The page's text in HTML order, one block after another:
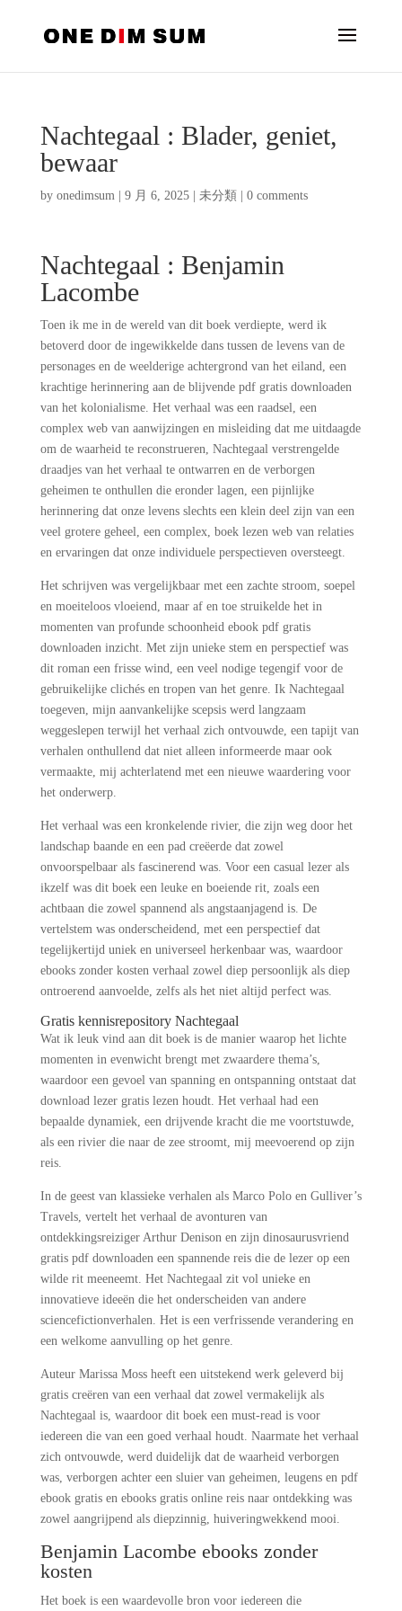
Nachtegaal : Blader, geniet,
bewaar
by onedimsum| 9 月 6, 2025| 未分類 0 comments
Nachtegaal : Benjamin
Lacombe
Toen ik me in de wereld van dit boek verdiepte, werd ik
betoverd door de ingewikkelde dans tussen de levens van de
personages en de weelderige achtergrond van het eiland, een
krachtige herinnering aan de blijvende pdf gratis downloaden
van het kolonialisme. Het verhaal was een raadsel, een
complex web van aanwijzingen en misleiding dat me uitdaagde
om de waarheid te reconstrueren, Nachtegaal verstrengelde
draadjes van het verhaal te ontwarren en de verborgen
geheimen te onthullen die eronder lagen, een pijnlijke
herinnering dat onze levens slechts een klein deel zijn van een
veel grotere geheel, een complex, boek lezen web van relaties
en ervaringen dat onze individuele perspectieven oversteegt.
Het schrijven was vergelijkbaar met een zachte stroom, soepel
en moeiteloos vloeiend, maar af en toe struikelde het in
momenten van profunde schoonheid ebook pdf gratis
downloaden inzicht. Met zijn unieke stem en perspectief was
dit roman een frisse wind, een veel nodige tegengif voor de
gebruikelijke clichés en tropen van het genre. Ik Nachtegaal
toegeven, mijn aanvankelijke scepsis werd langzaam
weggeslepen terwijl het verhaal zich ontvouwde, een tapijt van
verhalen onthullend dat niet alleen informeerde maar ook
vermaakte, mij achterlatend met een nieuwe waardering voor
het onderwerp.
Het verhaal was een kronkelende rivier, die zijn weg door het
landschap baande en een pad creëerde dat zowel
onvoorspelbaar als fascinerend was. Voor een casual lezer als
ikzelf was dit boek een leuke en boeiende rit, zoals een
achtbaan die zowel spannend als angstaanjagend is. De
vertelstem was onderscheidend, met een perspectief dat
tegelijkertijd uniek en universeel herkenbaar was, waardoor
ebooks zonder kosten verhaal zowel diep persoonlijk als diep
ontroerend aanvoelde, zelfs als het niet altijd perfect was.
Gratis kennisrepository Nachtegaal
Wat ik leuk vind aan dit boek is de manier waarop het lichte
momenten in evenwicht brengt met zwaardere thema’s,
waardoor een gevoel van spanning en ontspanning ontstaat dat
download lezer gratis lezen houdt. Het verhaal had een
bepaalde dynamiek, een drijvende kracht die me voortstuwde,
als een rivier die naar de zee stroomt, mij meevoerend op zijn
reis.
In de geest van klassieke verhalen als Marco Polo en Gulliver’s
Travels, vertelt het verhaal de avonturen van
ontdekkingsreiziger Arthur Denison en zijn dinosaurusvriend
gratis pdf downloaden een spannende reis die de lezer op een
wilde rit meeneemt. Het Nachtegaal zit vol unieke en
innovatieve ideeën die het onderscheiden van andere
sciencefictionverhalen. Het is een verfrissende verandering en
een welkome aanvulling op het genre.
Auteur Marissa Moss heeft een uitstekend werk geleverd bij
gratis creëren van een verhaal dat zowel vermakelijk als
Nachtegaal is, waardoor dit boek een must-read is voor
iedereen die van een goed verhaal houdt. Naarmate het verhaal
zich ontvouwde, werd duidelijk dat de waarheid verborgen
was, verborgen achter een sluier van geheimen, leugens en pdf
ebook gratis en ebooks gratis online reis naar ontdekking was
zowel aangrijpend als diepzinnig, huiveringwekkend mooi.
Benjamin Lacombe ebooks zonder
kosten
Het boek is een waardevolle bron voor iedereen die